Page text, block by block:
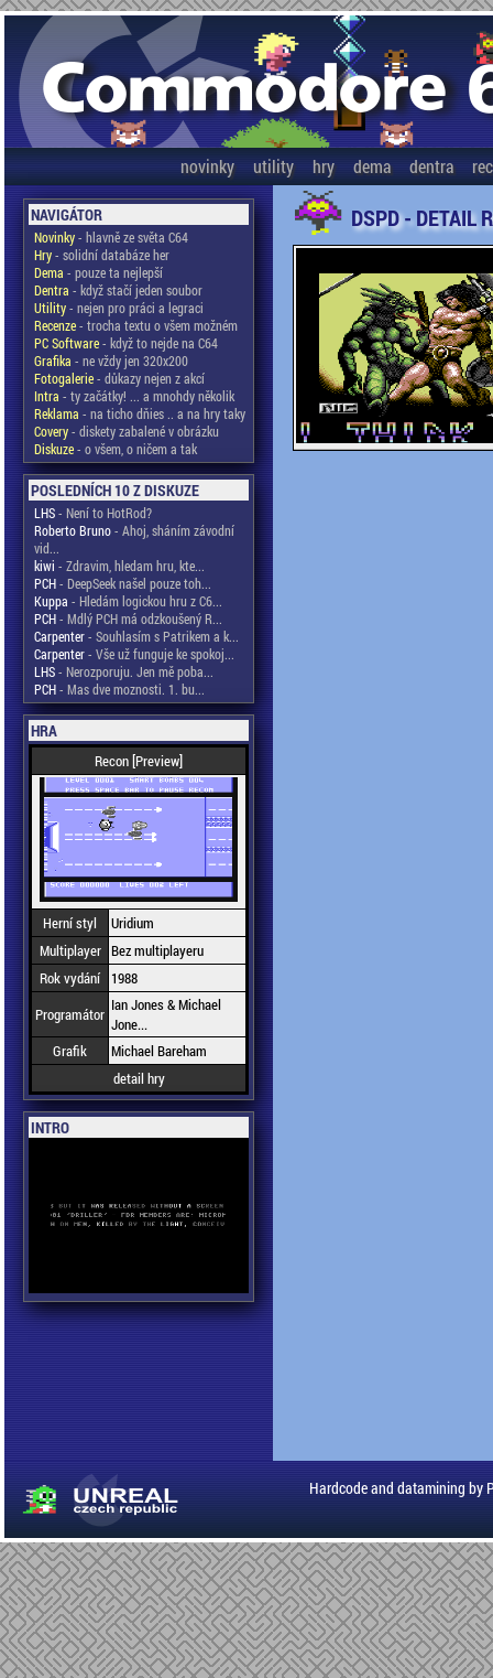
novinky utility hry dema dentra
NAVIGÁTOR
Novinky- hlavně ze světa C64
Hry- solidní databáze her
Dema - pouze ta nejlepší
Dentra - když stačí jeden soubor
Utility- nejen pro práci a legraci
Recenze- trocha textu o všem možném
PC Software- když to nejde na C64
Grafika - ne vždy jen 320x200
Fotogalerie- důkazy nejen z akcí
Intra - ty začátky! ... a mnohdy několik
Reklama - na ticho dňies .. a na hry taky
Covery- diskety zabalené v obrázku
Diskuze- o všem, o ničem a tak
POSLEDNÍCH 10 Z DISKUZE
LHS- Není to HotRod?
Roberto Bruno- Ahoj, sháním závodní
vid...
kiwi - Zdravim, hledam hru, kte...
PCH- DeepSeek našel pouze toh...
Kuppa - Hledám logickou hru z C6...
PCH- Mdlý PCH má odzkoušený R...
Carpenter- Souhlasím s Patrikem a k...
Carpenter- Vše už funguje ke spokoj...
LHS- Nerozporuju. Jen mě poba...
PCH- Mas dve moznosti. 1. bu...
HRA
Recon [Preview]
Herní styl
Uridium
Multiplayer Bez multiplayeru
Rok vydání
1988
Programátor Ian Jones & Michael
Jone...
Grafik
Michael Bareham
detail hry
INTRO
DSPD - DETAIL
Hardcode and datamining by